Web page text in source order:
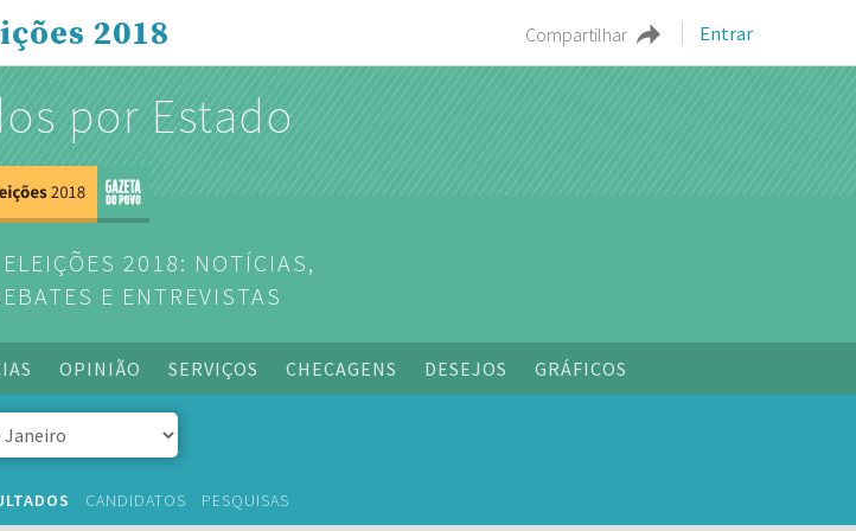
Compartilhar Entrar
2018
por Estado
2018: NOTÍCIAS,
E ENTREVISTAS
OPINIÃO SERVIÇOS CHECAGENS DESEJOS GRÁFICOS
CANDIDATOS PESQUISAS